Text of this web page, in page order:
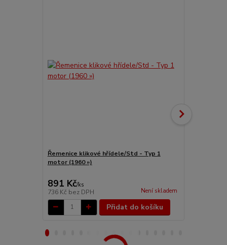
Řemenice klikové hřídele/Std - Typ 1
motor (1960 »)
891 Kč/ks
736 Kč bez DPH Není skladem
Přidat do košíku